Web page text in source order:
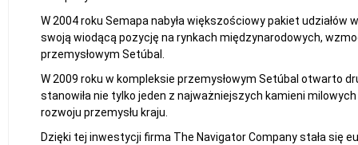
W 2004 roku Semapa nabyła większościowy pakiet
swoją wiodącą pozycję na rynkach międzynarodowych,
przemysłowym Setúbal.
W 2009 roku w kompleksie przemysłowym Setúbal otwarto
stanowiła nie tylko jeden z najważniejszych kamieni
rozwoju przemysłu kraju.
Dzięki tej inwestycji firma The Navigator Company stała się